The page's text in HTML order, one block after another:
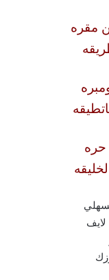
مقره
حره